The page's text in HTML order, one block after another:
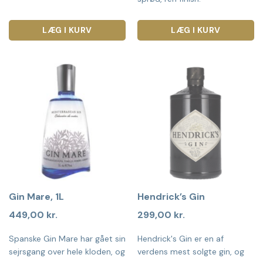
LÆG I KURV LÆG I KURV
Gin Mare, 1L
449,00 kr.
Spanske Gin Mare har gået sin
sejrsgang over hele kloden, og
Hendrick’s Gin
299,00 kr.
Hendrick's Gin er en af
verdens mest solgte gin, og